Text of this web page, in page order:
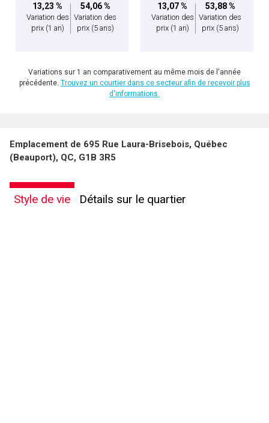
13,23 %
Variation des
prix (1 an)
54,06 %
Variation des
prix (5 ans)
13,07 %
Variation des
prix (1 an)
53,88 %
Variation des
prix (5 ans)
Variations sur 1 an comparativement au même mois de l'année
précédente. Trouvez un courtier dans ce secteur afin de recevoir plus
d'informations.
Emplacement de 695 Rue Laura-Brisebois, Québec
(Beauport), QC, G1B 3R5
Style de vie Détails sur le quartier